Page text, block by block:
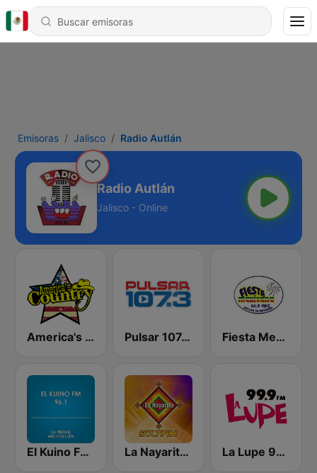
Emisoras Jalisco Radio Autlán
Radio Autlán
Jalisco - Online
America's Country Pulsar 107.3 FM Fiesta Mexicana 90.9 FM
El Kuino FM 96.1 La Nayarita Tepic La Lupe 99.9 FM | Guadalajara